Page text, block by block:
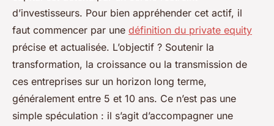
d’investisseurs. Pour bien appréhender cet actif, il
faut commencer par une définition du private equity
précise et actualisée. L’objectif ? Soutenir la
transformation, la croissance ou la transmission de
ces entreprises sur un horizon long terme,
généralement entre 5 et 10 ans. Ce n’est pas une
simple spéculation : il s’agit d’accompagner une